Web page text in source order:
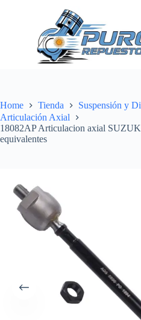
Home Tienda
Suspensión y
Articulación Axial
18082AP Articulacion axial
equivalentes